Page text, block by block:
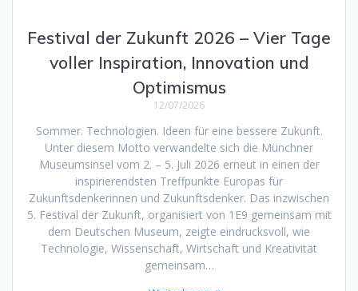
Festival der Zukunft 2026 – Vier Tage
voller Inspiration, Innovation und
Optimismus
12/07/2026
Sommer. Technologien. Ideen für eine bessere Zukunft.
Unter diesem Motto verwandelte sich die Münchner
Museumsinsel vom 2. – 5. Juli 2026 erneut in einen der
inspirierendsten Treffpunkte Europas für
Zukunftsdenkerinnen und Zukunftsdenker. Das inzwischen
5. Festival der Zukunft, organisiert von 1E9 gemeinsam mit
dem Deutschen Museum, zeigte eindrucksvoll, wie
Technologie, Wissenschaft, Wirtschaft und Kreativität
gemeinsam…